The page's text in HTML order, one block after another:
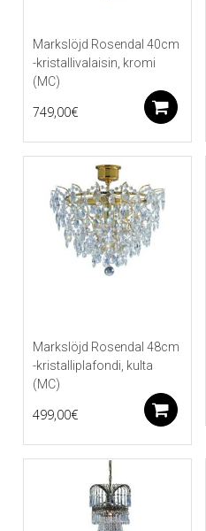
Markslöjd Rosendal 40cm
-kristallivalaisin, kromi
(MC)
749,00€
Markslöjd Rosendal 48cm
-kristalliplafondi, kulta
(MC)
499,00€